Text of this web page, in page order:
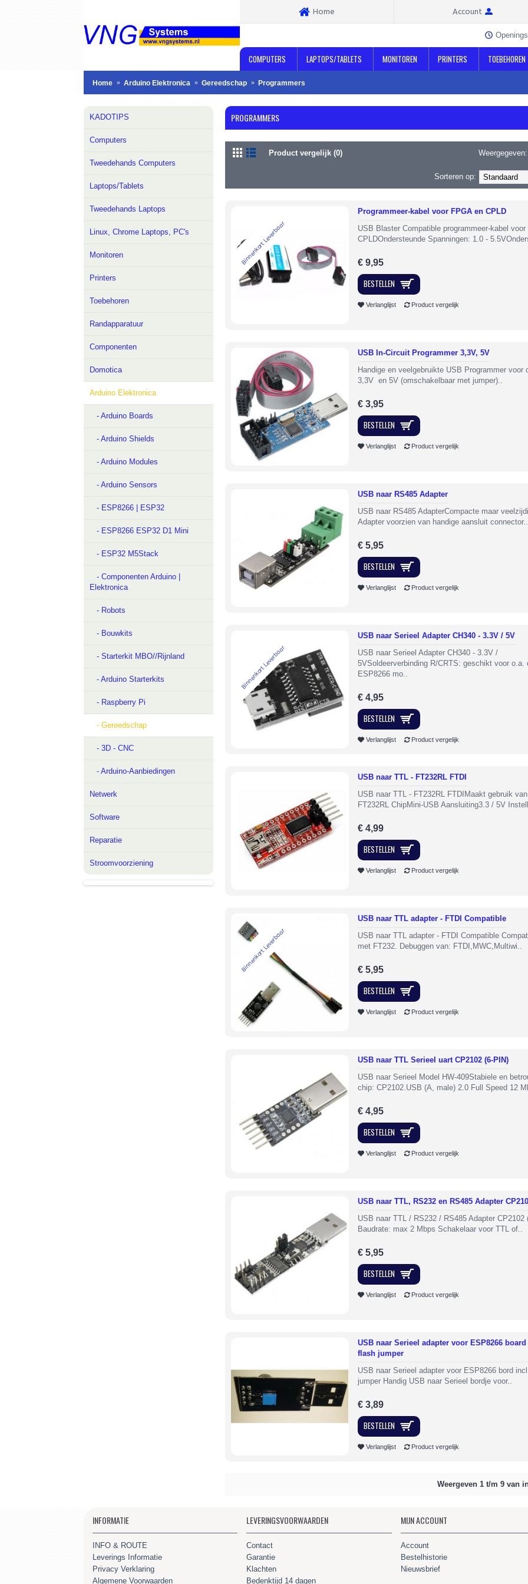
Home Account
COMPUTERS LAPTOPS/TABLETS MONITOREN PRINTERS TOEBEHOREN
Home Arduino Elektronica Gereedschap Programmers
KADOTIPS
Computers
Tweedehands Computers
Laptops/Tablets
Tweedehands Laptops
Linux, Chrome Laptops, PC's
Monitoren
Printers
Toebehoren
Randapparatuur
Componenten
Domotica
Arduino Elektronica
- Arduino Boards
- Arduino Shields
- Arduino Modules
- Arduino Sensors
- ESP8266 | ESP32
- ESP8266 ESP32 D1 Mini
- ESP32 M5Stack
- Componenten Arduino |
Elektronica
- Robots
- Bouwkits
- Starterkit MBO//Rijnland
- Arduino Starterkits
- Raspberry Pi
- Gereedschap
- 3D - CNC
- Arduino-Aanbiedingen
Netwerk
Software
Reparatie
Stroomvoorziening
PROGRAMMERS
Product vergelijk (0) Weergegeven:
Sorteren op:
Binnenkort Leverbaar
Programmeer-kabel voor FPGA en CPLD
USB Blaster Compatible programmeer-kabel voor
CPLDOndersteunde Spanningen: 1.0 -
€ 9,95
BESTELLEN
Verlanglijst Product vergelijk
USB In-Circuit Programmer 3,3V, 5V
Handige en veelgebruikte USB Programmer voor
3,3V en 5V (omschakelbaar met jumper)..
€ 3,95
BESTELLEN
Verlanglijst Product vergelijk
USB naar RS485 Adapter
USB naar RS485 AdapterCompacte maar
Adapter voorzien van handige aansluit
€ 5,95
BESTELLEN
Verlanglijst Product vergelijk
Binnenkort Leverbaar
USB naar Serieel Adapter CH340 - 3.3V / 5V
USB naar Serieel Adapter CH340 - 3.3V /
5VSoldeerverbinding R/CRTS: geschikt voor o.a.
ESP8266 mo..
€ 4,95
BESTELLEN
Verlanglijst Product vergelijk
USB naar TTL - FT232RL FTDI
USB naar TTL - FT232RL FTDIMaakt gebruik
FT232RL ChipMini-USB Aansluiting3.3 / 5V
€ 4,99
BESTELLEN
Verlanglijst Product vergelijk
Binnenkort Leverbaar
USB naar TTL adapter - FTDI Compatible
USB naar TTL adapter - FTDI Compatible
met FT232. Debuggen van: FTDI,MWC,Multiwi..
€ 5,95
BESTELLEN
Verlanglijst Product vergelijk
USB naar TTL Serieel uart CP2102 (6-PIN)
USB naar Serieel Model HW-409Stabiele en
chip: CP2102.USB (A, male) 2.0 Full Speed 12
€ 4,95
BESTELLEN
Verlanglijst Product vergelijk
USB naar TTL, RS232 en RS485 Adapter
USB naar TTL / RS232 / RS485 Adapter CP2102
Baudrate: max 2 Mbps Schakelaar voor TTL of..
€ 5,95
BESTELLEN
Verlanglijst Product vergelijk
USB naar Serieel adapter voor ESP8266
flash jumper
USB naar Serieel adapter voor ESP8266 bord
jumper Handig USB naar Serieel bordje voor..
€ 3,89
BESTELLEN
Verlanglijst Product vergelijk
Weergeven 1 t/m 9 van
INFORMATIE
INFO & ROUTE
Leverings Informatie
Privacy Verklaring
Algemene Voorwaarden
LEVERINGSVOORWAARDEN
Contact
Garantie
Klachten
Bedenktijd 14 dagen
MIJN ACCOUNT
Account
Bestelhistorie
Nieuwsbrief